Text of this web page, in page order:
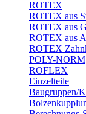
ROTEX
ROTEX aus
ROTEX aus
ROTEX aus
ROTEX
POLY-NORM
ROFLEX
Einzelteile
Baugruppen/